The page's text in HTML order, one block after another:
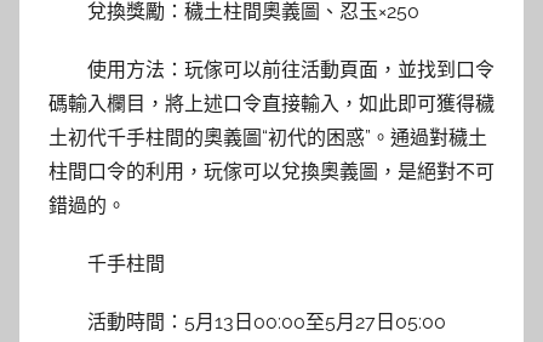
兌換獎勵：穢土柱間奧義圖、忍玉×250
使用方法：玩傢可以前往活動頁面，並找到口令
碼輸入欄目，將上述口令直接輸入，如此即可獲得穢
土初代千手柱間的奧義圖“初代的困惑”。通過對穢土
柱間口令的利用，玩傢可以兌換奧義圖，是絕對不可
錯過的。
千手柱間
活動時間：5月13日00:00至5月27日05:00